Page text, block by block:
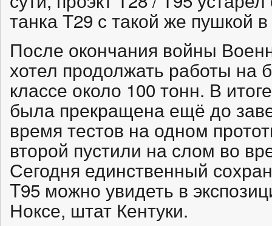
танка Т29 с такой же пушкой
После окончания войны
хотел продолжать работы
классе около 100 тонн. В
была прекращена ещё до
время тестов на одном
второй пустили на слом во
Сегодня единственный
T95 можно увидеть в
Ноксе, штат Кентуки.